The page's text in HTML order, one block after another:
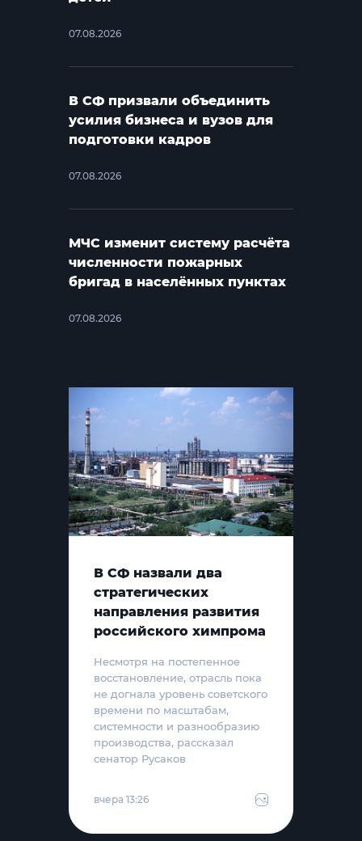
07.08.2026
В СФ призвали объединить
усилия бизнеса и вузов для
подготовки кадров
07.08.2026
МЧС изменит систему расчёта
численности пожарных
бригад в населённых пунктах
07.08.2026
В СФ назвали два
стратегических
направления развития
российского химпрома
Несмотря на постепенное
восстановление, отрасль пока
не догнала уровень советского
времени по масштабам,
системности и разнообразию
производства, рассказал
сенатор Русаков
вчера 13:26